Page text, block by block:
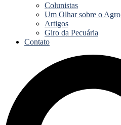
Colunistas
Um Olhar sobre o Agro
Artigos
Giro da Pecuária
Contato